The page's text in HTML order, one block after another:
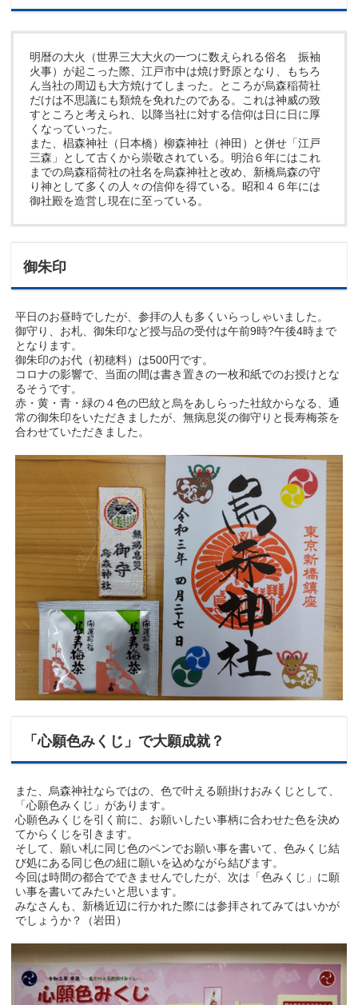
明暦の大火（世界三大大火の一つに数えられる俗名 振袖
火事）が起こった際、江戸市中は焼け野原となり、もちろ
ん当社の周辺も大方焼けてしまった。ところが烏森稲荷社
だけは不思議にも類焼を免れたのである。これは神威の致
すところと考えられ、以降当社に対する信仰は日に日に厚
くなっていった。
また、椙森神社（日本橋）柳森神社（神田）と併せ「江戸
三森」として古くから崇敬されている。明治６年にはこれ
までの烏森稲荷社の社名を烏森神社と改め、新橋烏森の守
り神として多くの人々の信仰を得ている。昭和４６年には
御社殿を造営し現在に至っている。
御朱印
平日のお昼時でしたが、参拝の人も多くいらっしゃいました。
御守り、お札、御朱印など授与品の受付は午前9時?午後4時まで
となります。
御朱印のお代（初穂料）は500円です。
コロナの影響で、当面の間は書き置きの一枚和紙でのお授けとな
るそうです。
赤・黄・青・緑の４色の巴紋と烏をあしらった社紋からなる、通
常の御朱印をいただきましたが、無病息災の御守りと長寿梅茶を
合わせていただきました。
「心願色みくじ」で大願成就？
また、烏森神社ならではの、色で叶える願掛けおみくじとして、
「心願色みくじ」があります。
心願色みくじを引く前に、お願いしたい事柄に合わせた色を決め
てからくじを引きます。
そして、願い札に同じ色のペンでお願い事を書いて、色みくじ結
び処にある同じ色の紐に願いを込めながら結びます。
今回は時間の都合でできませんでしたが、次は「色みくじ」に願
い事を書いてみたいと思います。
みなさんも、新橋近辺に行かれた際には参拝されてみてはいかが
でしょうか？（岩田）